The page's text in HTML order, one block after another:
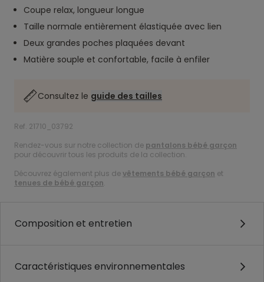
Coupe relax, longueur longue
Taille normale entièrement élastiquée avec lien
Deux grandes poches plaquées devant
Matière souple et confortable, facile à enfiler
Consultez le guide des tailles
Ref. 21710_03792
Rendez-vous sur notre collection de pantalons bébé garçon
pour découvrir tous les produits de la collection.
Découvrez également plus devêtements bébé garçon et
tenues de bébé garçon.
Composition et entretien
Caractéristiques environnementales